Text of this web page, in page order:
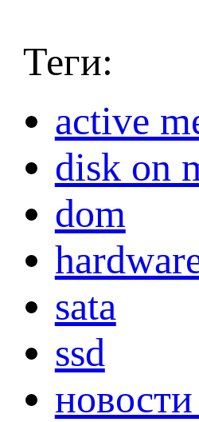
Теги:
active
disk on
dom
sata
ssd